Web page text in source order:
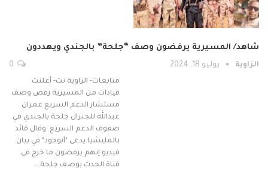
شاهد/ المسيرية يرفضون وصف “جلحة” بالجندي ويهددون
الزاوية يوليو 18, 2024
متابعات- الزاوية نت- أعلنت
قيادات من المسيرية رفض وصف
مستشار الدعم السريع عمران
عبدالله للجنرال جلحة بالجندي في
صفوف الدعم السريع. وقال قائد
بالمليشيا يدعى "أبوجود" في بيان
فيديو إنهم يرفضون ما خرج في
قناة الحدث بوصف جلحة…